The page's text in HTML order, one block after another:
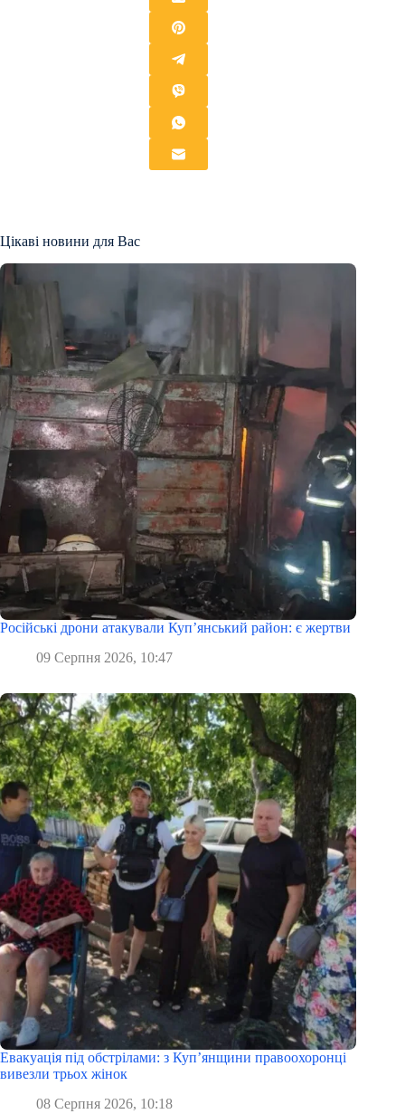
Цікаві новини для Вас
Російські дрони атакували Куп’янський район: є жертви
09 Серпня 2026, 10:47
Евакуація під обстрілами: з Куп’янщини правоохоронці
вивезли трьох жінок
08 Серпня 2026, 10:18